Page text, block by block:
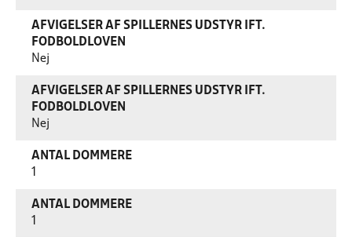
AFVIGELSER AF SPILLERNES UDSTYR IFT.
FODBOLDLOVEN
Nej
AFVIGELSER AF SPILLERNES UDSTYR IFT.
FODBOLDLOVEN
Nej
ANTAL DOMMERE
ANTAL DOMMERE